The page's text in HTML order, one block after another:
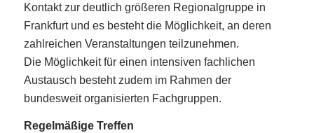
Kontakt zur deutlich größeren Regionalgruppe in
Frankfurt und es besteht die Möglichkeit, an deren
zahlreichen Veranstaltungen teilzunehmen.
Die Möglichkeit für einen intensiven fachlichen
Austausch besteht zudem im Rahmen der
bundesweit organisierten Fachgruppen.
Regelmäßige Treffen